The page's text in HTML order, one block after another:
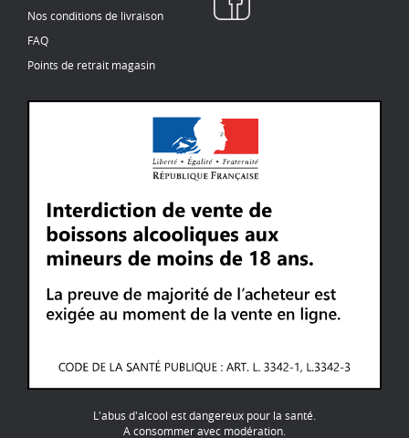
Nos conditions de livraison
FAQ
Points de retrait magasin
L'abus d'alcool est dangereux pour la santé.
A consommer avec modération.